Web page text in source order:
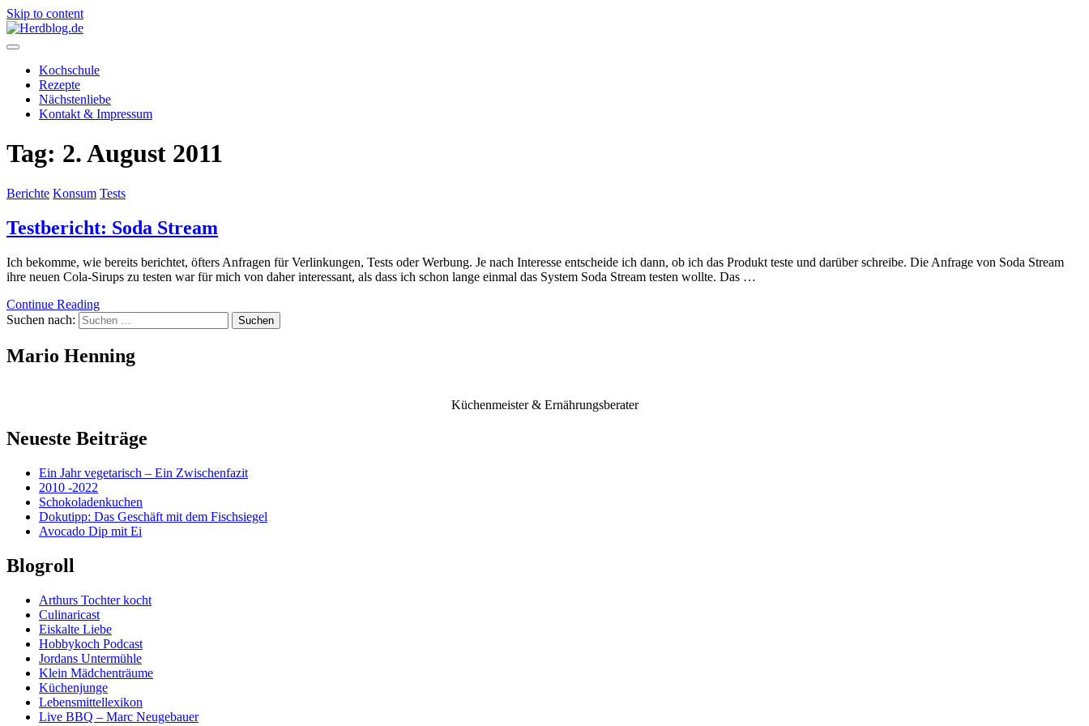
Skip to content
Herdblog.de
Kochschule
Rezepte
Nächstenliebe
Kontakt & Impressum
Tag: 2. August 2011
Berichte Konsum Tests
Testbericht: Soda Stream
Ich bekomme, wie bereits berichtet, öfters Anfragen für Verlinkungen, Tests oder Werbung. Je nach Interesse entscheide ich dann, ob ich das Produkt teste und darüber schreibe. Die Anfrage von Soda Stream
ihre neuen Cola-Sirups zu testen war für mich von daher interessant, als dass ich schon lange einmal das System Soda Stream testen wollte. Das …
Continue Reading
Suchen nach:
Mario Henning
Küchenmeister & Ernährungsberater
Neueste Beiträge
Ein Jahr vegetarisch – Ein Zwischenfazit
2010 -2022
Schokoladenkuchen
Dokutipp: Das Geschäft mit dem Fischsiegel
Avocado Dip mit Ei
Blogroll
Arthurs Tochter kocht
Culinaricast
Eiskalte Liebe
Hobbykoch Podcast
Jordans Untermühle
Klein Mädchenträume
Küchenjunge
Lebensmittellexikon
Live BBQ – Marc Neugebauer